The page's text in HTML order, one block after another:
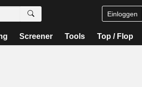
Einloggen
Screener Tools Top / Flop